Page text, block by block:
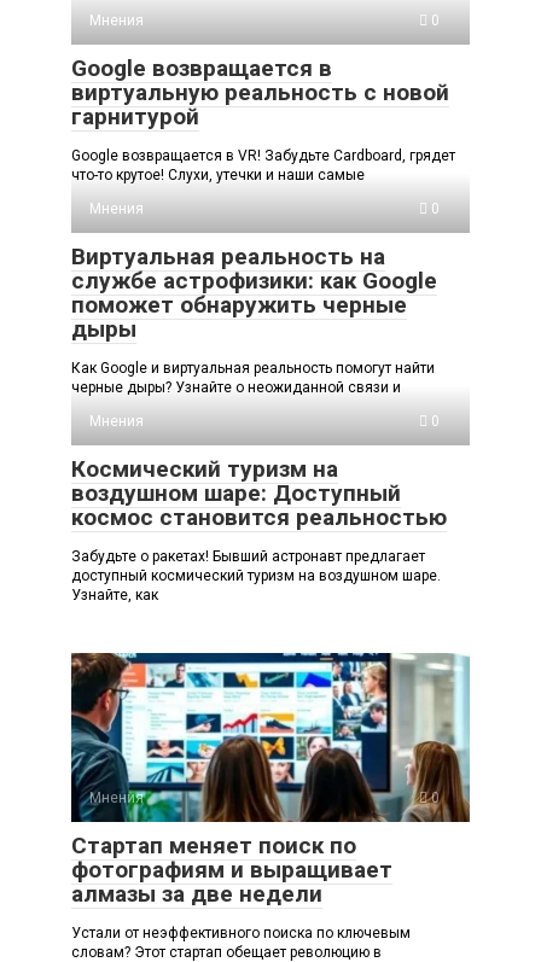
Мнения
0
Google возвращается в
виртуальную реальность с новой
гарнитурой
Google возвращается в VR! Забудьте Cardboard, грядет
что-то крутое! Слухи, утечки и наши самые
Мнения
0
Виртуальная реальность на
службе астрофизики: как Google
поможет обнаружить черные
дыры
Как Google и виртуальная реальность помогут найти
черные дыры? Узнайте о неожиданной связи и
Мнения
0
Космический туризм на
воздушном шаре: Доступный
космос становится реальностью
Забудьте о ракетах! Бывший астронавт предлагает
доступный космический туризм на воздушном шаре.
Узнайте, как
Мнения 0
Стартап меняет поиск по
фотографиям и выращивает
алмазы за две недели
Устали от неэффективного поиска по ключевым
словам? Этот стартап обещает революцию в